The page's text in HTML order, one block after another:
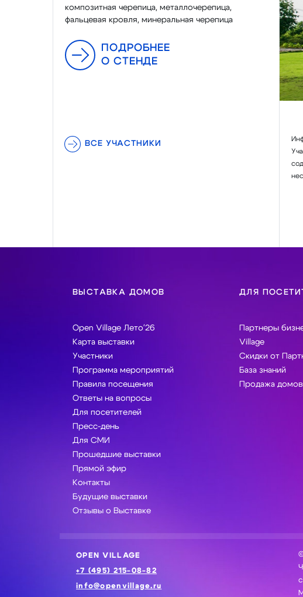
композитная черепица, металлочерепица,
фальцевая кровля, минеральная черепица
ПОДРОБНЕЕ
О СТЕНДЕ
ВСЕ УЧАСТНИКИ
ВЫСТАВКА ДОМОВ
Open Village Лето'26
Карта выставки
Участники
Программа мероприятий
Правила посещения
Ответы на вопросы
Для посетителей
Пресс-день
Для СМИ
Прошедшие выставки
Прямой эфир
Контакты
Будущие выставки
Отзывы о Выставке
ДЛЯ
Партнеры
Village
Скидки от
База знаний
Продажа домов
OPEN VILLAGE
+7 (495) 215-08-82
info@openvillage.ru